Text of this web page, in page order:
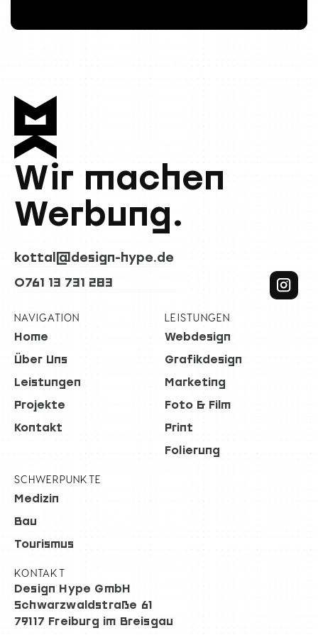
Wir machen
Werbung.
kottal@design-hype.de
0761 13 731 283
NAVIGATION
Home
Über Uns
Leistungen
Projekte
Kontakt
LEISTUNGEN
Webdesign
Grafikdesign
Marketing
Foto & Film
Print
Folierung
SCHWERPUNKTE
Medizin
Bau
Tourismus
KONTAKT
Design Hype GmbH
Schwarzwaldstraße 61
79117 Freiburg im Breisgau